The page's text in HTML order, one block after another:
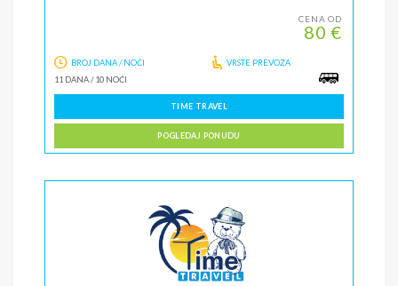
CENA OD
80 €
BROJ DANA / NOĆI
11 DANA/10 NOĆI
VRSTE PREVOZA
TIME TRAVEL
POGLEDAJ PONUDU